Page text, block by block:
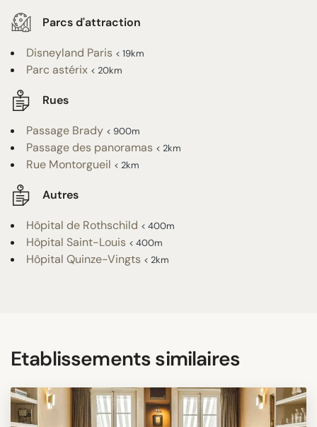
Parcs d'attraction
Disneyland Paris < 19km
Parc astérix < 20km
Rues
Passage Brady < 900m
Passage des panoramas < 2km
Rue Montorgueil < 2km
Autres
Hôpital de Rothschild < 400m
Hôpital Saint-Louis < 400m
Hôpital Quinze-Vingts < 2km
Etablissements similaires